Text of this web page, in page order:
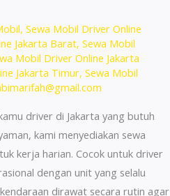
, Sewa Mobil Driver Online
Jakarta Barat, Sewa Mobil
Mobil Driver Online Jakarta
Jakarta Timur, Sewa Mobil
driver di Jakarta yang butuh
kami menyediakan sewa
kerja harian. Cocok untuk driver
dengan unit yang selalu
dirawat secara rutin agar